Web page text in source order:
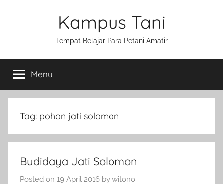
Kampus Tani
Tempat Belajar Para Petani Amatir
Menu
Tag: pohon jati solomon
Budidaya Jati Solomon
Posted on 19 April 2016 by witono